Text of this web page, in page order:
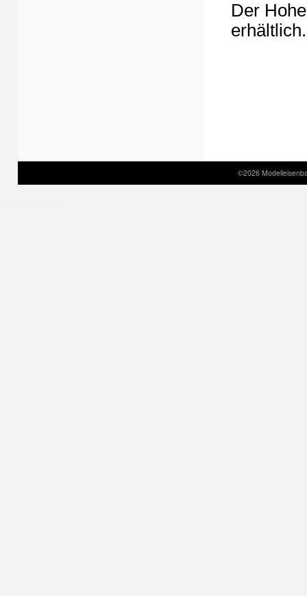
Der
erhältlich.
©2026